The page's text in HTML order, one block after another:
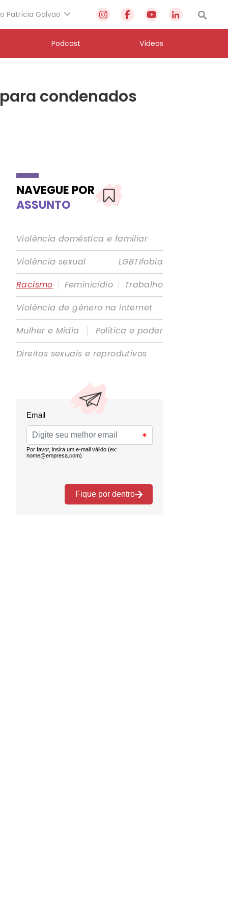
Patrícia Galvão
Podcast Vídeos
condenados
NAVEGUE POR
ASSUNTO
Violência doméstica e familiar
Violência sexual
|
LGBTIfobia
Racismo | Feminicídio | Trabalho
Violência de gênero na internet
Mulher e Mídia
|
Política e poder
Direitos sexuais e reprodutivos